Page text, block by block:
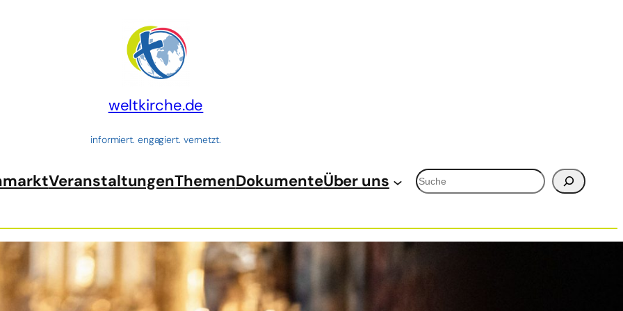
weltkirche.de
informiert. engagiert. vernetzt.
VeranstaltungenThemenDokumenteÜber uns Suchen